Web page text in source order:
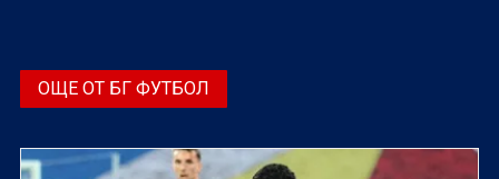
ОЩЕ ОТ БГ ФУТБОЛ